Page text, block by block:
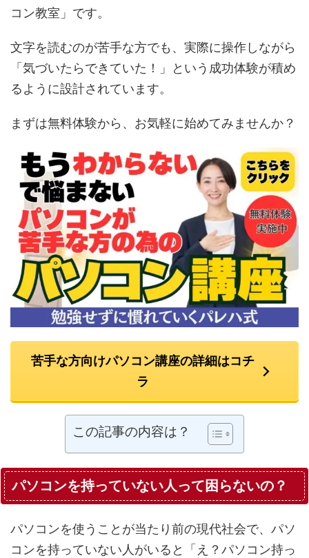
コン教室」です。
文字を読むのが苦手な方でも、実際に操作しながら
「気づいたらできていた！」という成功体験が積め
るように設計されています。
まずは無料体験から、お気軽に始めてみませんか？
苦手な方向けパソコン講座の詳細はコチ
ラ
この記事の内容は？
パソコンを持っていない人って困らないの？
パソコンを使うことが当たり前の現代社会で、パソ
コンを持っていない人がいると「え？パソコン持っ